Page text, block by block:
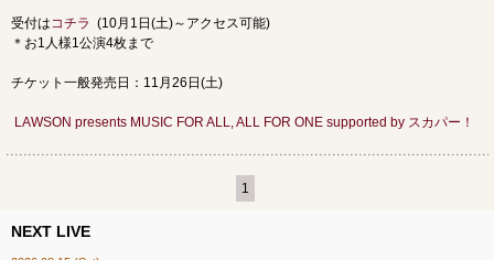
受付はコチラ (10月1日(土)～アクセス可能)
＊お1人様1公演4枚まで
チケット一般発売日：11月26日(土)
LAWSON presents MUSIC FOR ALL, ALL FOR ONE supported by スカパー！
1
NEXT LIVE